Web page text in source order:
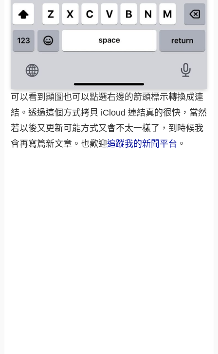
可以看到顯圖也可以點選右邊的箭頭標示轉換成連
結。透過這個方式拷貝 iCloud 連結真的很快，當然
若以後又更新可能方式又會不太一樣了，到時候我
會再寫篇新文章。也歡迎追蹤我的新聞平台 。